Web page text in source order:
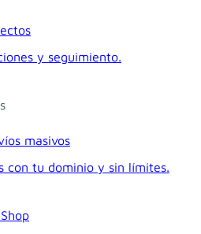
y seguimiento.
masivos
con tu dominio y sin límites.